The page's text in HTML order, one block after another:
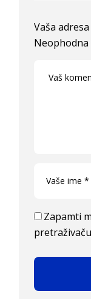
Vaša
Zapamti